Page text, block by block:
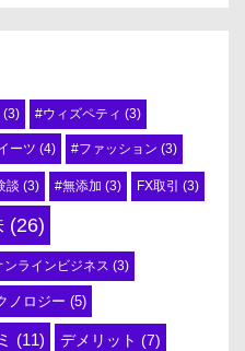
(3) #ウィズペティ (3)
ーツ (4) #ファッション (3)
談 (3) #無添加 (3) FX取引 (3)
(26)
ンラインビジネス (3)
ノロジー (5)
(11) デメリット (7)